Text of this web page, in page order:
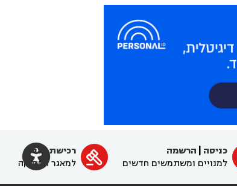
 כניסה
הרשמה
למנויים ומשתמשים חדשים

רכישת מנוי
למאגר הפסיקה